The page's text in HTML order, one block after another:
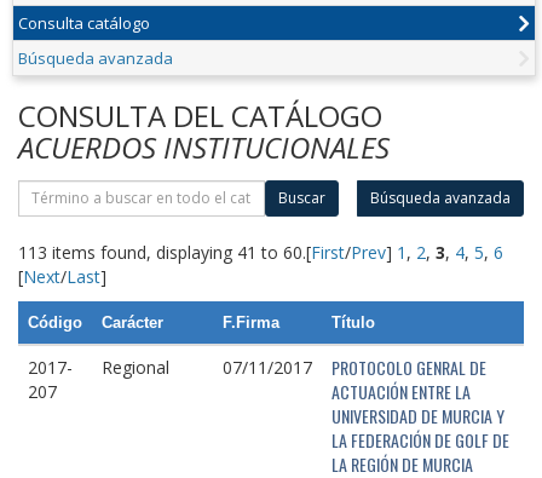
Consulta catálogo
Búsqueda avanzada
CONSULTA DEL CATÁLOGO
ACUERDOS INSTITUCIONALES
Buscar Búsqueda avanzada
113 items found, displaying 41 to 60.[First/Prev] 1 , 2, 3, 4, 5, 6
[Next/Last]
Código Carácter F.Firma Título
2017-
207
Regional 07/11/2017
PROTOCOLO GENRAL DE
ACTUACIÓN ENTRE LA
UNIVERSIDAD DE MURCIA Y
LA FEDERACIÓN DE GOLF DE
LA REGIÓN DE MURCIA